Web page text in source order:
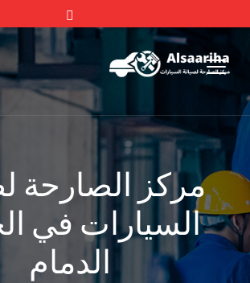
مركز الصارحة
السيارات في
الدمام